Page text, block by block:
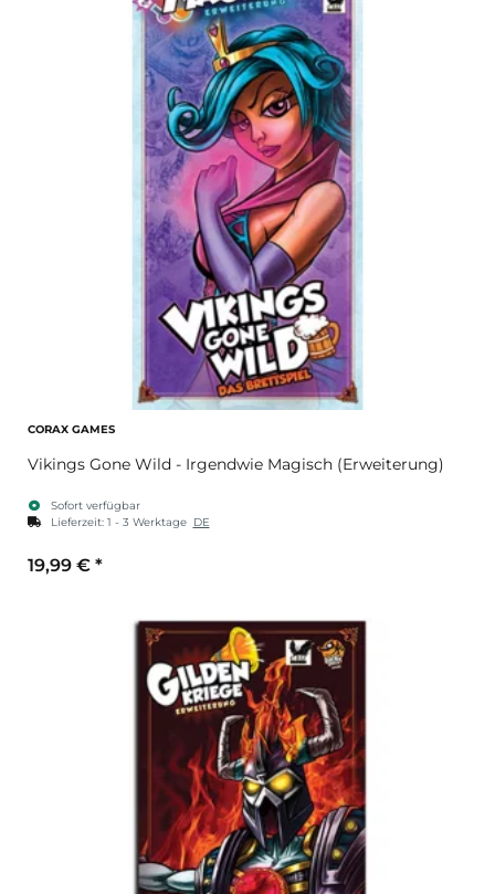
CORAX GAMES
Vikings Gone Wild - Irgendwie Magisch (Erweiterung)
Sofort verfügbar
Lieferzeit: 1 - 3 Werktage DE
19,99 € *